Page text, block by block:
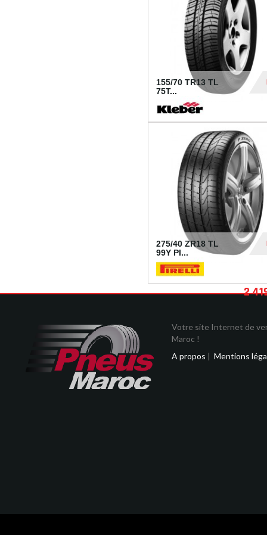
155/70 TR13 TL
75T...
275/40 ZR18 TL
99Y PI...
2
Votre site Internet de
Maroc !
A propos | Mentions